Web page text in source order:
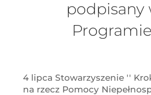
podpisany
4 lipca Stowarzyszenie ′′
na rzecz Pomocy